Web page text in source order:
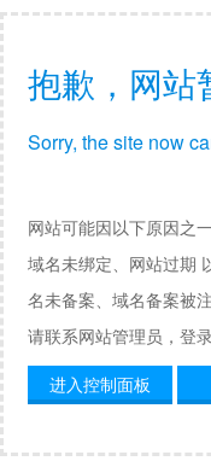
抱歉，网站
Sorry, the site now
网站可能因以下原因之
域名未绑定、网站过期
名未备案、域名备案被
请联系网站管理员，登
进入控制面板